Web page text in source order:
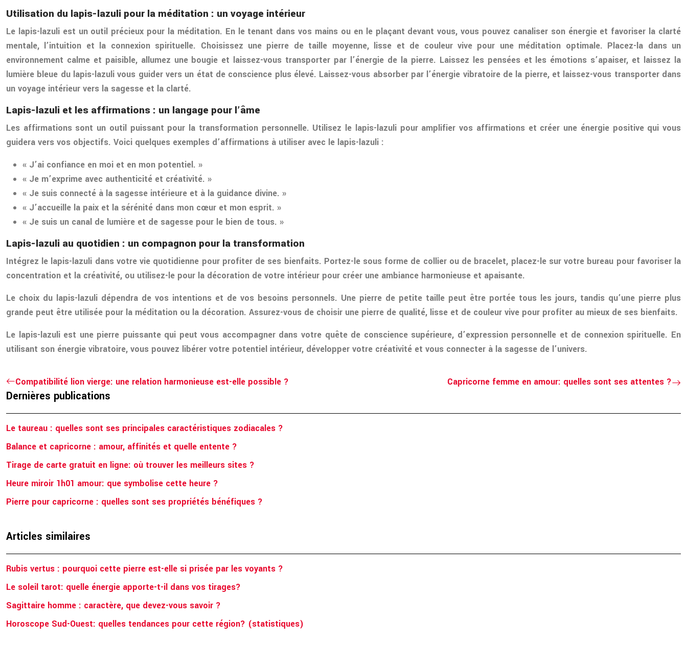
Utilisation du lapis-lazuli pour la méditation : un voyage intérieur
Le lapis-lazuli est un outil précieux pour la méditation. En le tenant dans vos mains ou en le plaçant devant vous, vous pouvez canaliser son énergie et favoriser la clarté
mentale, l’intuition et la connexion spirituelle. Choisissez une pierre de taille moyenne, lisse et de couleur vive pour une méditation optimale. Placez-la dans un
environnement calme et paisible, allumez une bougie et laissez-vous transporter par l’énergie de la pierre. Laissez les pensées et les émotions s’apaiser, et laissez la
lumière bleue du lapis-lazuli vous guider vers un état de conscience plus élevé. Laissez-vous absorber par l’énergie vibratoire de la pierre, et laissez-vous transporter dans
un voyage intérieur vers la sagesse et la clarté.
Lapis-lazuli et les affirmations : un langage pour l’âme
Les affirmations sont un outil puissant pour la transformation personnelle. Utilisez le lapis-lazuli pour amplifier vos affirmations et créer une énergie positive qui vous
guidera vers vos objectifs. Voici quelques exemples d’affirmations à utiliser avec le lapis-lazuli :
« J’ai confiance en moi et en mon potentiel. »
« Je m’exprime avec authenticité et créativité. »
« Je suis connecté à la sagesse intérieure et à la guidance divine. »
« J’accueille la paix et la sérénité dans mon cœur et mon esprit. »
« Je suis un canal de lumière et de sagesse pour le bien de tous. »
Lapis-lazuli au quotidien : un compagnon pour la transformation
Intégrez le lapis-lazuli dans votre vie quotidienne pour profiter de ses bienfaits. Portez-le sous forme de collier ou de bracelet, placez-le sur votre bureau pour favoriser la
concentration et la créativité, ou utilisez-le pour la décoration de votre intérieur pour créer une ambiance harmonieuse et apaisante.
Le choix du lapis-lazuli dépendra de vos intentions et de vos besoins personnels. Une pierre de petite taille peut être portée tous les jours, tandis qu’une pierre plus
grande peut être utilisée pour la méditation ou la décoration. Assurez-vous de choisir une pierre de qualité, lisse et de couleur vive pour profiter au mieux de ses bienfaits.
Le lapis-lazuli est une pierre puissante qui peut vous accompagner dans votre quête de conscience supérieure, d’expression personnelle et de connexion spirituelle. En
utilisant son énergie vibratoire, vous pouvez libérer votre potentiel intérieur, développer votre créativité et vous connecter à la sagesse de l’univers.
Compatibilité lion vierge: une relation harmonieuse est-elle possible ? Capricorne femme en amour: quelles sont ses attentes ?
Dernières publications
Le taureau : quelles sont ses principales caractéristiques zodiacales ?
Balance et capricorne : amour, affinités et quelle entente ?
Tirage de carte gratuit en ligne: où trouver les meilleurs sites ?
Heure miroir 1h01 amour: que symbolise cette heure ?
Pierre pour capricorne : quelles sont ses propriétés bénéfiques ?
Articles similaires
Rubis vertus : pourquoi cette pierre est-elle si prisée par les voyants ?
Le soleil tarot: quelle énergie apporte-t-il dans vos tirages?
Sagittaire homme : caractère, que devez-vous savoir ?
Horoscope Sud-Ouest: quelles tendances pour cette région? (statistiques)